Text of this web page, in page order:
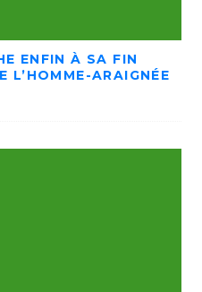
ENFIN À SA FIN
L’HOMME-ARAIGNÉE